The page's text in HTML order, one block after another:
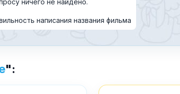
ничего не найдено.
написания названия фильма
":